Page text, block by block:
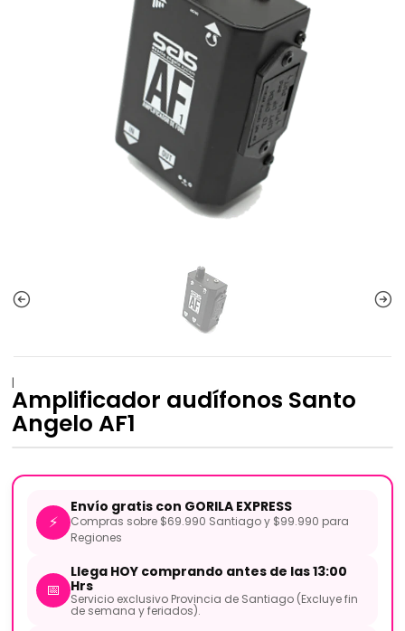
|
Amplificador audífonos Santo
Angelo AF1
⚡
Envío gratis con GORILA EXPRESS
Compras sobre $69.990 Santiago y $99.990 para
Regiones
📅
Llega HOY comprando antes de las 13:00
Hrs
Servicio exclusivo Provincia de Santiago (Excluye fin
de semana y feriados).